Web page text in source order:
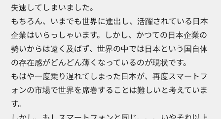
失速してしまいました。
もちろん、いまでも世界に進出し、活躍されている日本
企業はいらっしゃいます。しかし、かつての日本企業の
勢いからは遠く及ばず、世界の中では日本という国自体
の存在感がどんどん薄くなっているのが現状です。
もはや一度乗り遅れてしまった日本が、再度スマートフ
ォンの市場で世界を席巻することは難しいと考えていま
す。